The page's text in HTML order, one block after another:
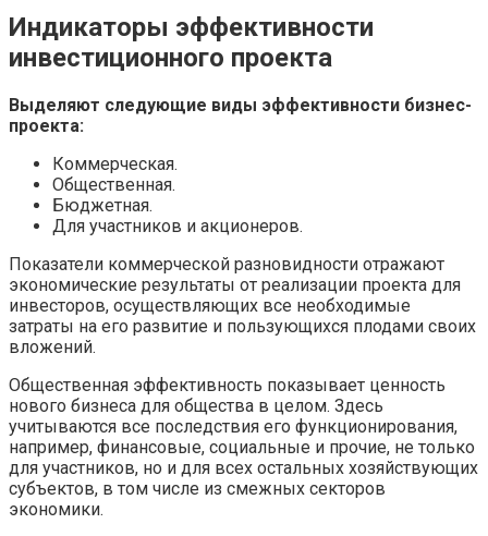
Индикаторы эффективности
инвестиционного проекта
Выделяют следующие виды эффективности бизнес-
проекта:
Коммерческая.
Общественная.
Бюджетная.
Для участников и акционеров.
Показатели коммерческой разновидности отражают
экономические результаты от реализации проекта для
инвесторов, осуществляющих все необходимые
затраты на его развитие и пользующихся плодами своих
вложений.
Общественная эффективность показывает ценность
нового бизнеса для общества в целом. Здесь
учитываются все последствия его функционирования,
например, финансовые, социальные и прочие, не только
для участников, но и для всех остальных хозяйствующих
субъектов, в том числе из смежных секторов
экономики.